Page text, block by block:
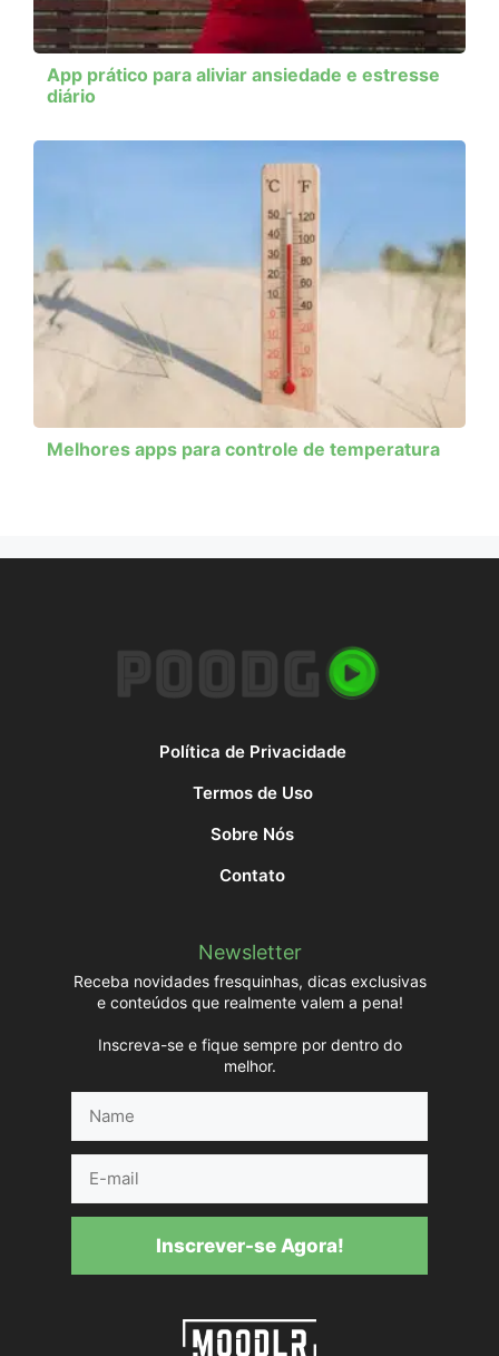
App prático para aliviar ansiedade e estresse
diário
Melhores apps para controle de temperatura
Política de Privacidade
Termos de Uso
Sobre Nós
Contato
Newsletter
Receba novidades fresquinhas, dicas exclusivas
e conteúdos que realmente valem a pena!
Inscreva-se e fique sempre por dentro do
melhor.
mail
Inscrever-se Agora!